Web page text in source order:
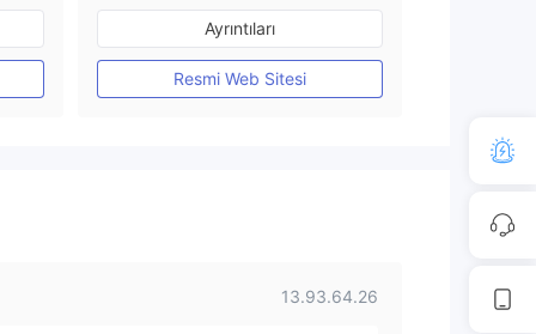
Düzenleyici Ülke/Bölge: Avustralya
Düzenleyici Ülke/Bölge: Avustralya
Pazar Yapıcılık (MM)
Kendi kendini geliştirmiş
Ayrıntıları
Resmi Web Sitesi
13.93.64.26